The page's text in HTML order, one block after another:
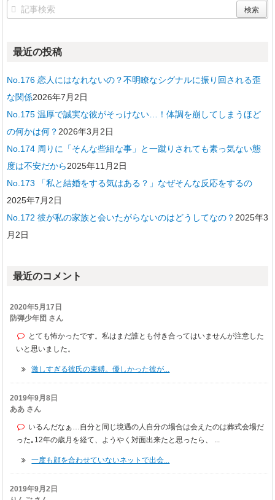
最近の投稿
No.176 恋人にはなれないの？不明瞭なシグナルに振り回される歪
な関係2026年7月2日
No.175 温厚で誠実な彼がそっけない…！体調を崩してしまうほど
の何かは何？ 2026年3月2日
No.174 周りに「そんな些細な事」と一蹴りされても素っ気ない態
度は不安だから2025年11月2日
No.173 「私と結婚をする気はある？」なぜそんな反応をするの
2025年7月2日
No.172 彼が私の家族と会いたがらないのはどうしてなの？ 2025年3
月2日
最近のコメント
2020年5月17日
防弾少年団 さん
とても怖かったです。私はまだ誰とも付き合ってはいませんが注意した
いと思いました。
激しすぎる彼氏の束縛。優しかった彼が...
2019年9月8日
ああ さん
いるんだなぁ…自分と同じ境遇の人自分の場合は会えたのは葬式会場だ
った｡12年の歳月を経て、ようやく対面出来たと思ったら、 ...
一度も顔を合わせていないネットで出会...
2019年9月2日